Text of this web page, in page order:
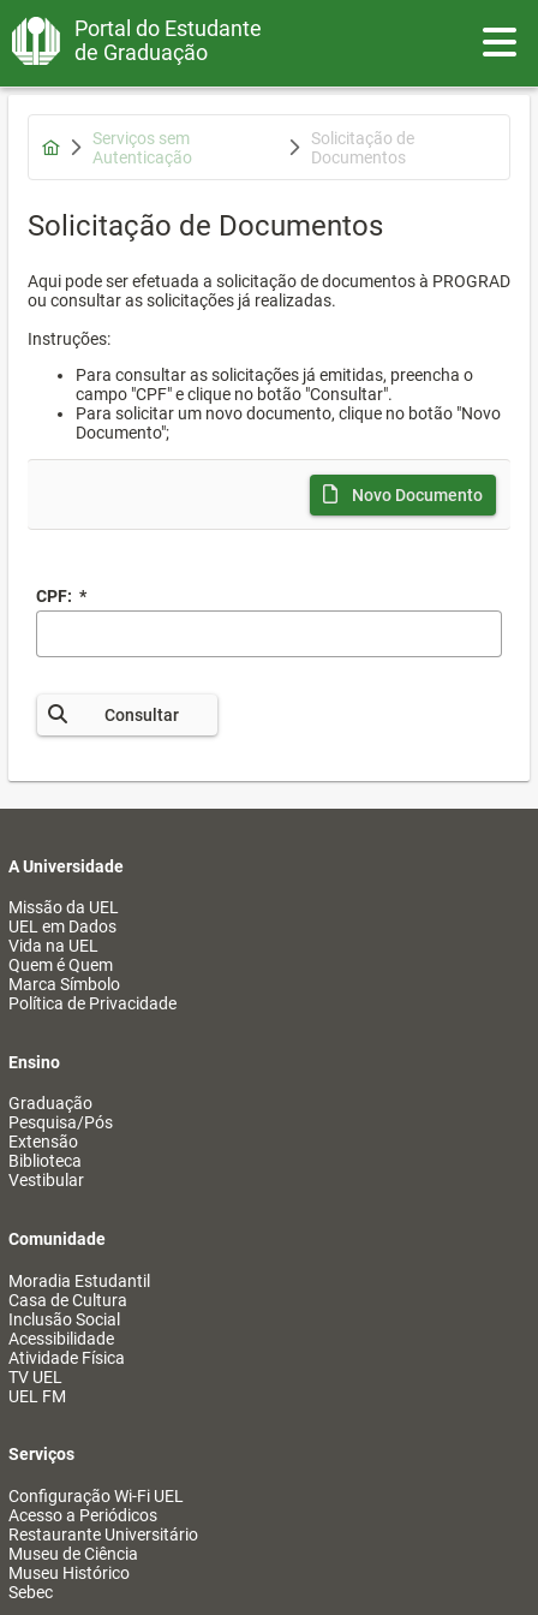
Portal do Estudante
de Graduação
Serviços sem
Autenticação
Solicitação de
Documentos
Solicitação de Documentos
Aqui pode ser efetuada a solicitação de documentos à PROGRAD
ou consultar as solicitações já realizadas.
Instruções:
Para consultar as solicitações já emitidas, preencha o
campo "CPF" e clique no botão "Consultar".
Para solicitar um novo documento, clique no botão "Novo
Documento";
Novo Documento
CPF: *
Consultar
A Universidade
Missão da UEL
UEL em Dados
Vida na UEL
Quem é Quem
Marca Símbolo
Política de Privacidade
Ensino
Graduação
Pesquisa/Pós
Extensão
Biblioteca
Vestibular
Comunidade
Moradia Estudantil
Casa de Cultura
Inclusão Social
Acessibilidade
Atividade Física
TV UEL
UEL FM
Serviços
Configuração Wi-Fi UEL
Acesso a Periódicos
Restaurante Universitário
Museu de Ciência
Museu Histórico
Sebec